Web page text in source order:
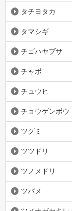
タチヨタカ
タマシギ
チゴハヤブサ
チャボ
チュウヒ
チョウゲンボウ
ツグミ
ツツドリ
ツノメドリ
ツバメ